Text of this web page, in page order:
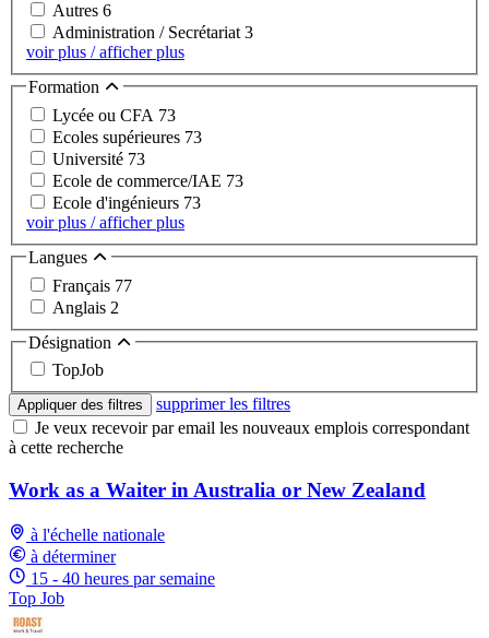
Autres 6
Administration / Secrétariat3
voir plus / afficher plus
Formation
Lycée ou CFA 73
Ecoles supérieures 73
Université 73
Ecole de commerce/IAE 73
Ecole d'ingénieurs 73
voir plus / afficher plus
Langues
Français 77
Anglais 2
Désignation
TopJob
Appliquer des filtres
supprimer les filtres
Je veux recevoir par email les nouveaux emplois correspondant
à cette recherche
Work as a Waiter in Australia or New Zealand
à l'échelle nationale
à déterminer
15 - 40 heures par semaine
Top Job